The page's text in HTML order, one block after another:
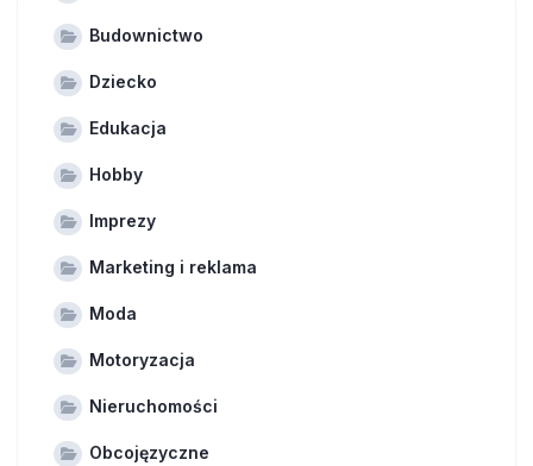
Budownictwo
Dziecko
Edukacja
Hobby
Imprezy
Marketing i reklama
Moda
Motoryzacja
Nieruchomości
Obcojęzyczne